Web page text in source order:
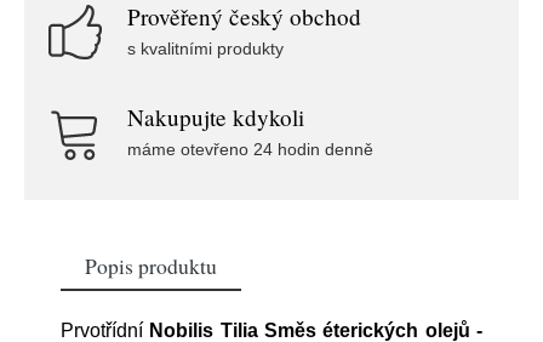
Prověřený český obchod
s kvalitními produkty
Nakupujte kdykoli
máme otevřeno 24 hodin denně
Popis produktu
Prvotřídní Nobilis Tilia Směs éterických olejů -